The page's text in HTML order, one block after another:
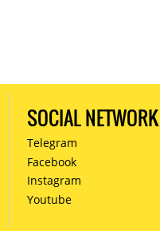
SOCIAL NETWORK
Telegram
Facebook
Instagram
Youtube